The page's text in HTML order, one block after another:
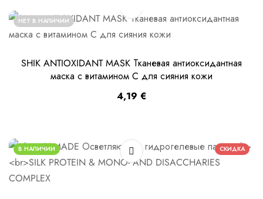
НЕТ В НАЛИЧИИ
SHIK ANTIOXIDANT MASK Тканевая антиоксидантная
маска с витамином C для сияния кожи
4,19 €
В НАЛИЧИИ СКИДКА